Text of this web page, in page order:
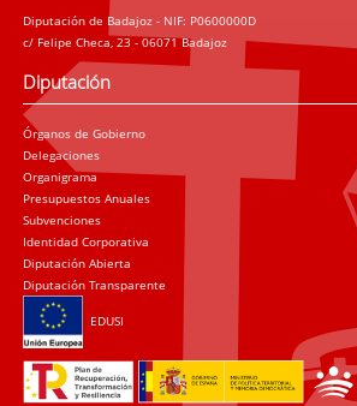
Diputación de Badajoz - NIF: P0600000D
c/ Felipe Checa, 23 - 06071 Badajoz
Diputación
Órganos de Gobierno
Delegaciones
Organigrama
Presupuestos Anuales
Subvenciones
Identidad Corporativa
Diputación Abierta
Diputación Transparente
EDUSI